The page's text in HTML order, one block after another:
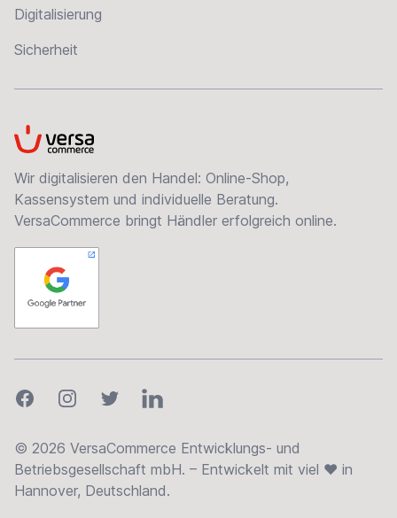
Digitalisierung
Sicherheit
VersaCommerce
Wir digitalisieren den Handel: Online-Shop,
Kassensystem und individuelle Beratung.
VersaCommerce bringt Händler erfolgreich online.
FacebookInstagramTwitterLinkedIn
© 2026 VersaCommerce Entwicklungs- und
Betriebsgesellschaft mbH. – Entwickelt mit viel ❤ in
Hannover, Deutschland.